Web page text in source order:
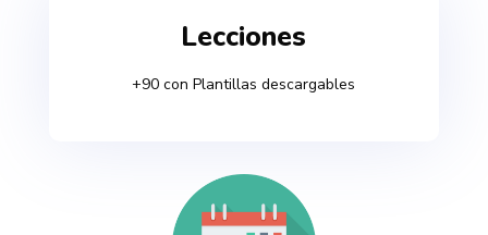
Lecciones
+90 con Plantillas descargables